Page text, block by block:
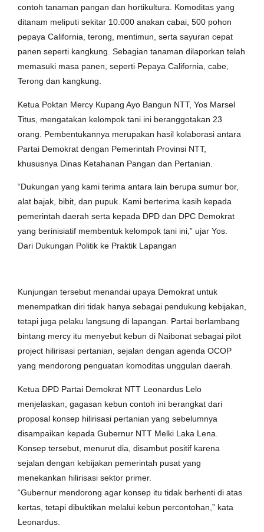
contoh tanaman pangan dan hortikultura. Komoditas yang
ditanam meliputi sekitar 10.000 anakan cabai, 500 pohon
pepaya California, terong, mentimun, serta sayuran cepat
panen seperti kangkung. Sebagian tanaman dilaporkan telah
memasuki masa panen, seperti Pepaya California, cabe,
Terong dan kangkung.
Ketua Poktan Mercy Kupang Ayo Bangun NTT, Yos Marsel
Titus, mengatakan kelompok tani ini beranggotakan 23
orang. Pembentukannya merupakan hasil kolaborasi antara
Partai Demokrat dengan Pemerintah Provinsi NTT,
khususnya Dinas Ketahanan Pangan dan Pertanian.
“Dukungan yang kami terima antara lain berupa sumur bor,
alat bajak, bibit, dan pupuk. Kami berterima kasih kepada
pemerintah daerah serta kepada DPD dan DPC Demokrat
yang berinisiatif membentuk kelompok tani ini,” ujar Yos.
Dari Dukungan Politik ke Praktik Lapangan
Kunjungan tersebut menandai upaya Demokrat untuk
menempatkan diri tidak hanya sebagai pendukung kebijakan,
tetapi juga pelaku langsung di lapangan. Partai berlambang
bintang mercy itu menyebut kebun di Naibonat sebagai pilot
project hilirisasi pertanian, sejalan dengan agenda OCOP
yang mendorong penguatan komoditas unggulan daerah.
Ketua DPD Partai Demokrat NTT Leonardus Lelo
menjelaskan, gagasan kebun contoh ini berangkat dari
proposal konsep hilirisasi pertanian yang sebelumnya
disampaikan kepada Gubernur NTT Melki Laka Lena.
Konsep tersebut, menurut dia, disambut positif karena
sejalan dengan kebijakan pemerintah pusat yang
menekankan hilirisasi sektor primer.
“Gubernur mendorong agar konsep itu tidak berhenti di atas
kertas, tetapi dibuktikan melalui kebun percontohan,” kata
Leonardus.